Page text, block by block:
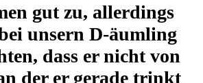
gut zu, allerdings
unsern D-äumling
dass er nicht von
der er gerade trinkt